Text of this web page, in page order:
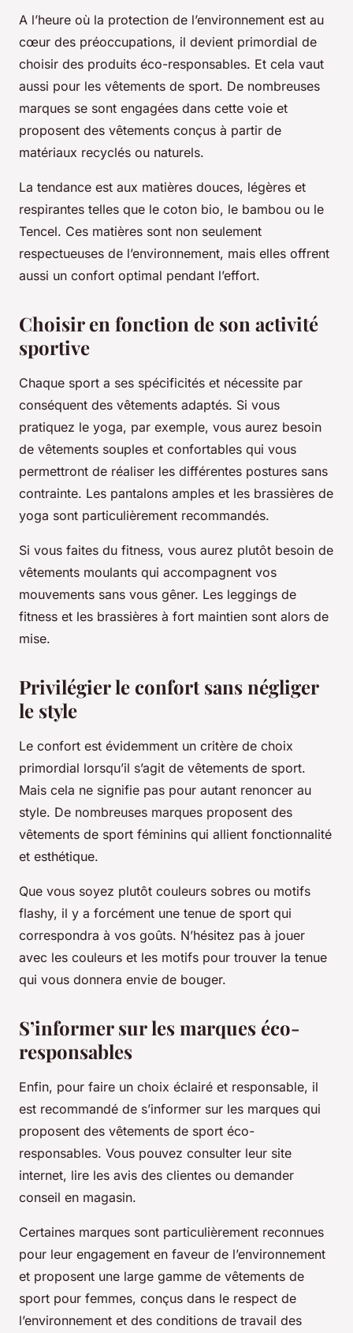
A l’heure où la protection de l’environnement est au
cœur des préoccupations, il devient primordial de
choisir des produits éco-responsables. Et cela vaut
aussi pour les vêtements de sport. De nombreuses
marques se sont engagées dans cette voie et
proposent des vêtements conçus à partir de
matériaux recyclés ou naturels.
La tendance est aux matières douces, légères et
respirantes telles que le coton bio, le bambou ou le
Tencel. Ces matières sont non seulement
respectueuses de l’environnement, mais elles offrent
aussi un confort optimal pendant l’effort.
Choisir en fonction de son activité
sportive
Chaque sport a ses spécificités et nécessite par
conséquent des vêtements adaptés. Si vous
pratiquez le yoga, par exemple, vous aurez besoin
de vêtements souples et confortables qui vous
permettront de réaliser les différentes postures sans
contrainte. Les pantalons amples et les brassières de
yoga sont particulièrement recommandés.
Si vous faites du fitness, vous aurez plutôt besoin de
vêtements moulants qui accompagnent vos
mouvements sans vous gêner. Les leggings de
fitness et les brassières à fort maintien sont alors de
mise.
Privilégier le confort sans négliger
le style
Le confort est évidemment un critère de choix
primordial lorsqu’il s’agit de vêtements de sport.
Mais cela ne signifie pas pour autant renoncer au
style. De nombreuses marques proposent des
vêtements de sport féminins qui allient fonctionnalité
et esthétique.
Que vous soyez plutôt couleurs sobres ou motifs
flashy, il y a forcément une tenue de sport qui
correspondra à vos goûts. N’hésitez pas à jouer
avec les couleurs et les motifs pour trouver la tenue
qui vous donnera envie de bouger.
S’informer sur les marques éco-
responsables
Enfin, pour faire un choix éclairé et responsable, il
est recommandé de s’informer sur les marques qui
proposent des vêtements de sport éco-
responsables. Vous pouvez consulter leur site
internet, lire les avis des clientes ou demander
conseil en magasin.
Certaines marques sont particulièrement reconnues
pour leur engagement en faveur de l’environnement
et proposent une large gamme de vêtements de
sport pour femmes, conçus dans le respect de
l’environnement et des conditions de travail des